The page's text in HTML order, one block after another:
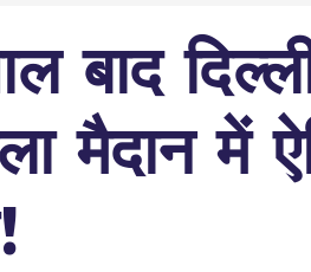
बाद
मैदान में